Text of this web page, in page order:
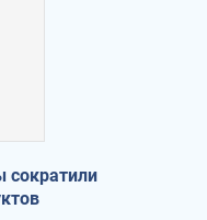
сократили